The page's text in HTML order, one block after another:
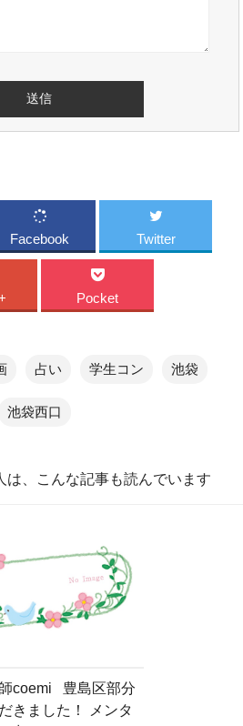
Facebook Twitter
Pocket
占い 学生コン 池袋
池袋西口
は、こんな記事も読んでいます
coemi 豊島区部分
きました！ メンタ